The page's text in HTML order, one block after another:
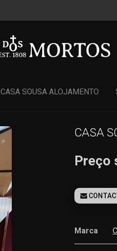
CASA SOUSA ALOJAMENTO
CASA
Preço
Marca